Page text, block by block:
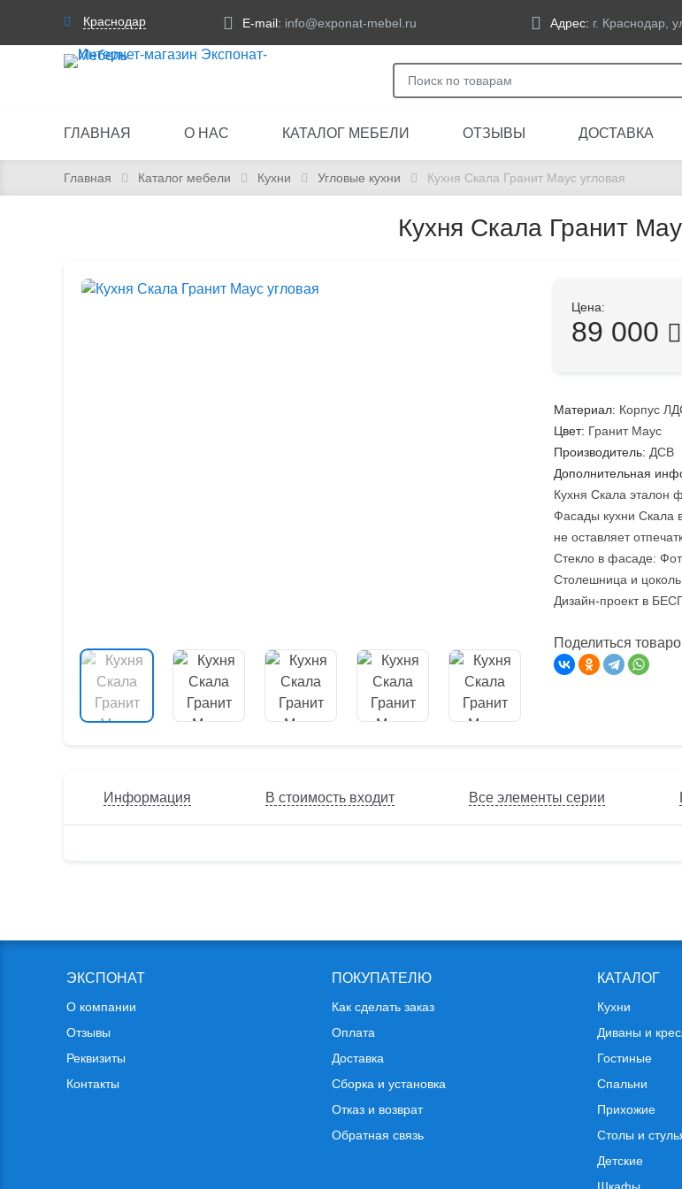
Краснодар E-mail: info@exponat-mebel.ru Адрес: г. Краснодар,
ГЛАВНАЯ О НАС КАТАЛОГ МЕБЕЛИ ОТЗЫВЫ ДОСТАВКА
Главная Каталог мебели Кухни Угловые кухни Кухня Скала Гранит Маус угловая
Кухня Скала Гранит
Цена:
89 000
Материал: Корпус
Цвет: Гранит Маус
Производитель: ДСВ
Дополнительная
Кухня Скала эталон
Фасады кухни Скала
не оставляет
Стекло в фасаде:
Столешница и
Дизайн-проект в
Поделиться
Информация В стоимость входит Все элементы серии
ЭКСПОНАТ
О компании
Отзывы
Реквизиты
Контакты
ПОКУПАТЕЛЮ
Как сделать заказ
Оплата
Доставка
Сборка и установка
Отказ и возврат
Обратная связь
КАТАЛОГ
Кухни
Диваны и
Гостиные
Спальни
Прихожие
Столы и
Детские